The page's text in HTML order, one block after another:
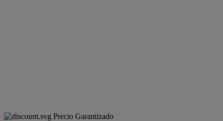
Precio Garantizado